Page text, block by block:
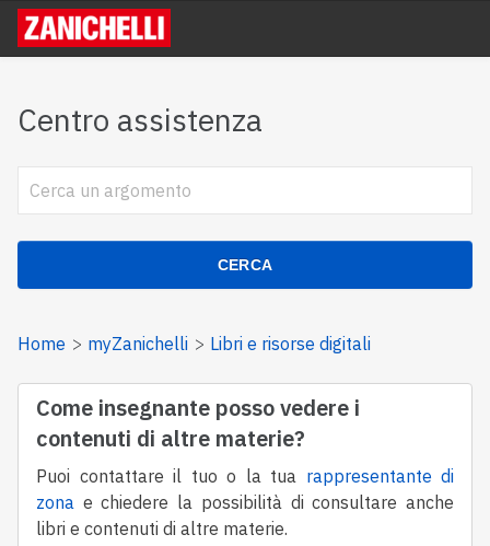
Centro assistenza
CERCA
Home myZanichelli Libri e risorse digitali
Come insegnante posso vedere i
contenuti di altre materie?
Puoi contattare il tuo o la tua rappresentante di
zona e chiedere la possibilità di consultare anche
libri e contenuti di altre materie.